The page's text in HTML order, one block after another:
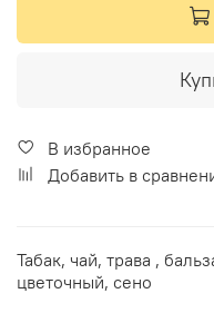
В избранное
Добавить в
Табак, чай, трава ,
цветочный, сено